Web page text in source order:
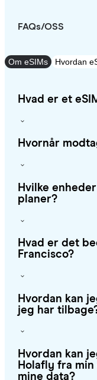
FAQs/OSS
Om eSIMs Hvordan
Hvad er et
Hvornår
Hvilke
planer?
Hvad er det
Francisco?
Hvordan kan
jeg har
Hvordan kan
Holafly fra
mine data?